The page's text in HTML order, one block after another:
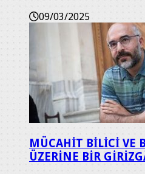
09/03/2025
MÜCAHİT BİLİCİ VE
ÜZERİNE BİR